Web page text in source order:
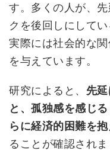
す。多くの人が、
クを後回しにして
実際には社会的な
を与えています。
研究によると、 先
と、孤独感を感じ
らに経済的困難を
ることが確認され